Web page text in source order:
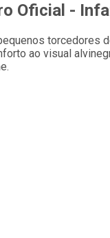
Oficial -
torcedores
ao visual